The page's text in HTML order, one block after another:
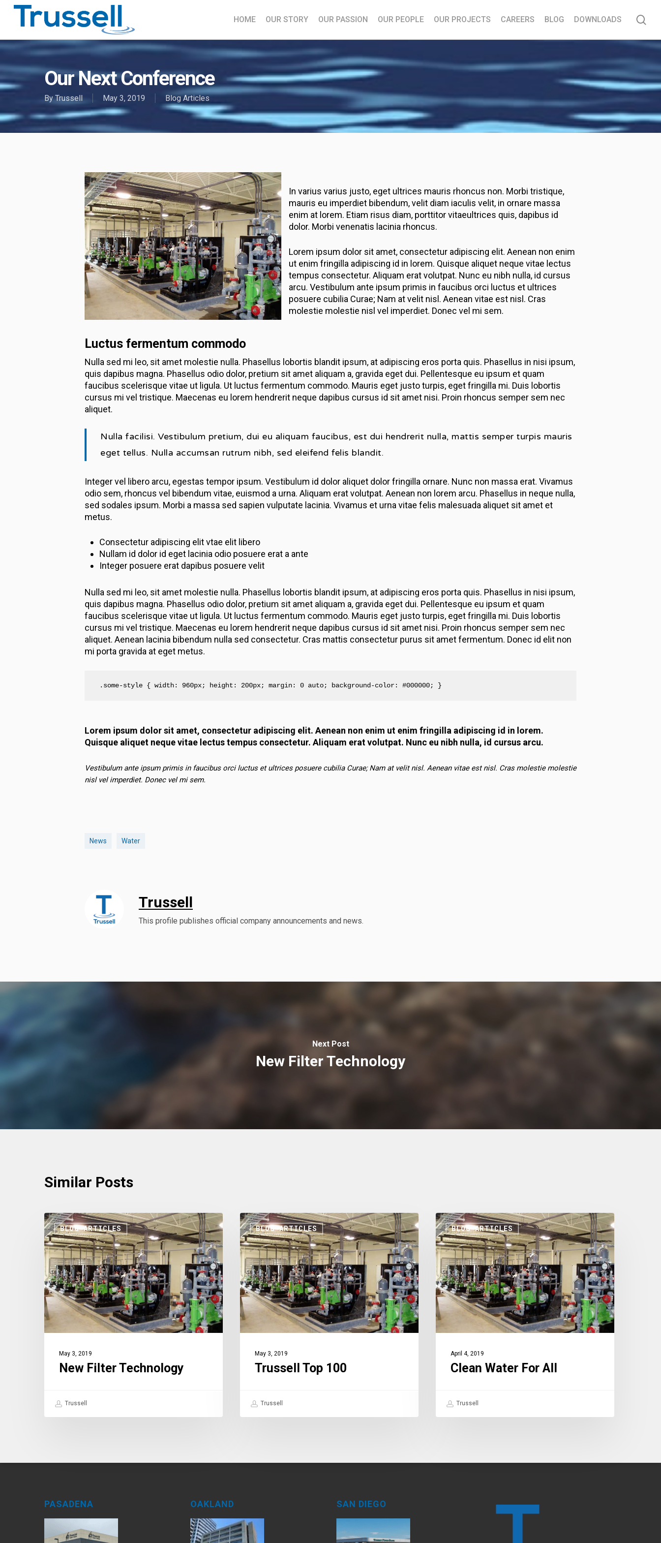
Skip
content
HOME OUR STORY OUR PASSION OUR PEOPLE OUR PROJECTS CAREERS BLOG DOWNLOADS
Our Next Conference
By Trussell May 3, 2019 Blog Articles
In varius varius justo, eget ultrices mauris rhoncus non. Morbi tristique,
mauris eu imperdiet bibendum, velit diam iaculis velit, in ornare massa
enim at lorem. Etiam risus diam, porttitor vitaeultrices quis, dapibus id
dolor. Morbi venenatis lacinia rhoncus.
Lorem ipsum dolor sit amet, consectetur adipiscing elit. Aenean non enim
ut enim fringilla adipiscing id in lorem. Quisque aliquet neque vitae lectus
tempus consectetur. Aliquam erat volutpat. Nunc eu nibh nulla, id cursus
arcu. Vestibulum ante ipsum primis in faucibus orci luctus et ultrices
posuere cubilia Curae; Nam at velit nisl. Aenean vitae est nisl. Cras
molestie molestie nisl vel imperdiet. Donec vel mi sem.
Luctus fermentum commodo
Nulla sed mi leo, sit amet molestie nulla. Phasellus lobortis blandit ipsum, at adipiscing eros porta quis. Phasellus in nisi ipsum,
quis dapibus magna. Phasellus odio dolor, pretium sit amet aliquam a, gravida eget dui. Pellentesque eu ipsum et quam
faucibus scelerisque vitae ut ligula. Ut luctus fermentum commodo. Mauris eget justo turpis, eget fringilla mi. Duis lobortis
cursus mi vel tristique. Maecenas eu lorem hendrerit neque dapibus cursus id sit amet nisi. Proin rhoncus semper sem nec
aliquet.
Nulla facilisi. Vestibulum pretium, dui eu aliquam faucibus, est dui hendrerit nulla, mattis semper turpis mauris
eget tellus. Nulla accumsan rutrum nibh, sed eleifend felis blandit.
Integer vel libero arcu, egestas tempor ipsum. Vestibulum id dolor aliquet dolor fringilla ornare. Nunc non massa erat. Vivamus
odio sem, rhoncus vel bibendum vitae, euismod a urna. Aliquam erat volutpat. Aenean non lorem arcu. Phasellus in neque nulla,
sed sodales ipsum. Morbi a massa sed sapien vulputate lacinia. Vivamus et urna vitae felis malesuada aliquet sit amet et
metus.
Consectetur adipiscing elit vtae elit libero
Nullam id dolor id eget lacinia odio posuere erat a ante
Integer posuere erat dapibus posuere velit
Nulla sed mi leo, sit amet molestie nulla. Phasellus lobortis blandit ipsum, at adipiscing eros porta quis. Phasellus in nisi ipsum,
quis dapibus magna. Phasellus odio dolor, pretium sit amet aliquam a, gravida eget dui. Pellentesque eu ipsum et quam
faucibus scelerisque vitae ut ligula. Ut luctus fermentum commodo. Mauris eget justo turpis, eget fringilla mi. Duis lobortis
cursus mi vel tristique. Maecenas eu lorem hendrerit neque dapibus cursus id sit amet nisi. Proin rhoncus semper sem nec
aliquet. Aenean lacinia bibendum nulla sed consectetur. Cras mattis consectetur purus sit amet fermentum. Donec id elit non
mi porta gravida at eget metus.
.some-style { width: 960px; height: 200px; margin: 0 auto; background-color: #000000; }
Lorem ipsum dolor sit amet, consectetur adipiscing elit. Aenean non enim ut enim fringilla adipiscing id in lorem.
Quisque aliquet neque vitae lectus tempus consectetur. Aliquam erat volutpat. Nunc eu nibh nulla, id cursus arcu.
Vestibulum ante ipsum primis in faucibus orci luctus et ultrices posuere cubilia Curae; Nam at velit nisl. Aenean vitae est nisl. Cras molestie molestie
nisl vel imperdiet. Donec vel mi sem.
News Water
Trussell
This profile publishes official company announcements and news.
Next Post
New Filter Technology
Similar Posts
BLOG ARTICLES
May 3, 2019
New Filter Technology
Trussell
BLOG ARTICLES
May 3, 2019
Trussell Top 100
Trussell
BLOG ARTICLES
April 4, 2019
Clean Water For All
Trussell
PASADENA OAKLAND SAN DIEGO